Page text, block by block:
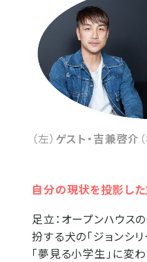
（左） ゲスト・吉兼啓介
自分の現状を投影し
足立： オープンハウス
扮する犬の「ジョンシ
「夢見る小学生」に変